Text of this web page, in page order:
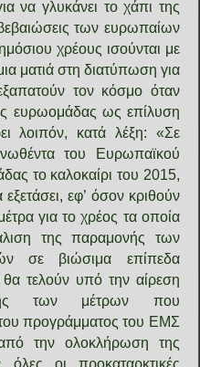
να γλυκάνει το χάπι της
των ευρωπαίων
χρέους ισούνται με
ματιά στη διατύπωση για
τον κόσμο όταν
ευρωομάδας ως επίλυση
λοιπόν, κατά λέξη: «Σε
του Ευρωπαϊκού
το καλοκαίρι του 2015,
εφ’ όσον κριθούν
για το χρέος τα οποία
της παραμονής των
σε βιώσιμα επίπεδα
τελούν υπό την αίρεση
των μέτρων που
προγράμματος του ΕΜΣ
την ολοκλήρωση της
οι προκαταρκτικές